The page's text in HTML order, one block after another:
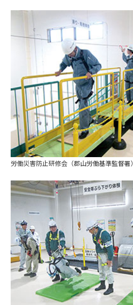
労働災害防止研修会（郡山労働基準監督署）